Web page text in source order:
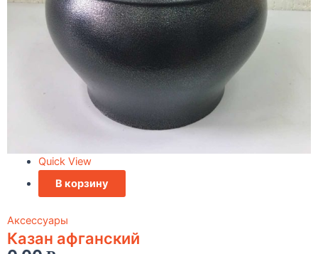
Quick View
В корзину
Аксессуары
Казан афганский